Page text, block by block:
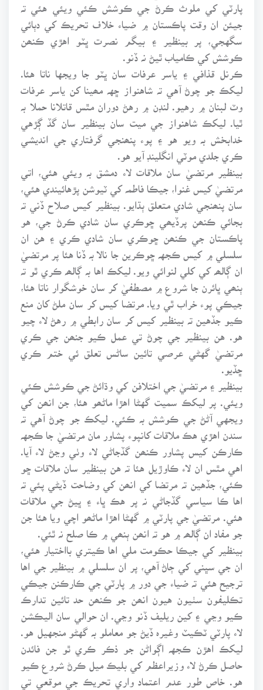
پارٽي کي ملوث ڪرڻ جي ڪوشش ڪئي ويئي هئي تہ
جيئن ان وقت پاڪستان ۾ ضياء خلاف تحريڪ کي دٻائي
سگهجي، پر بينظير ۽ بيگم نصرت ڀٽو اهڙي ڪنھن
ڪوشش کي ڪامياب ٿيڻ نہ ڏنو.
ڪرنل قذافي ۽ ياسر عرفات سان ڀٽو جا ويجها ناتا هئا.
ليکڪ جو چوڻ آهي تہ شاهنواز ڇهہ مھينا کن ياسر عرفات
وٽ لبنان ۾ رهيو. لنڊن ۾ رهڻ دوران مٿس قاتلانا حملا بہ
ٿيا. ليکڪ شاهنواز جي ميت سان بينظير سان گڏ ڳڙهي
خدابخش بہ ويو هو ۽ پوء پنھنجي گرفتاري جي انديشي
ڪري جلدي موٽي انگلينڊ آيو هو.
بينظير مرتضيٰ سان ملاقات لاء دمشق بہ ويئي هئي، اتي
مرتضيٰ کيس غنوا، جيڪا فاطمہ کي ٽيوشن پڙهائيندي هئي،
سان پنھنجي شادي متعلق ٻڌايو. بينظير کيس صلاح ڏني تہ
بجائي ڪنھن پرڏيھي ڇوڪري سان شادي ڪرڻ جي، هو
پاڪستان جي ڪنھن ڇوڪري سان شادي ڪري ۽ هن ان
سلسلي ۾ کيس ڪجهہ ڇوڪرين جا نالا بہ ڏنا هئا پر مرتضيٰ
ان ڳالھہ کي کلي لنوائي ويو. ليکڪ اها بہ ڳالھہ ڪري ٿو تہ
ٻنھي ڀائرن جا شروع ۾ مصطفيٰ کر سان خوشگوار ناتا هئا،
جيڪي پوء خراب ٿي ويا. مرتضا کيس کر سان ملڻ کان منع
ڪيو جڏهين تہ بينظير کيس کر سان رابطي ۾ رهڻ لاء چيو
هو. هن بينظير جي چوڻ تي عمل ڪيو جنھن جي ڪري
مرتضيٰ گهڻي عرصي تائين ساڻس تعلق ئي ختم ڪري
ڇڏيو.
بينظير ۽ مرتضيٰ جي اختلافن کي وڌائڻ جي ڪوشش ڪئي
ويئي. پر ليکڪ سميت گهڻا اهڙا ماڻھو هئا، جن انھن کي
ويجهي آڻڻ جي ڪوشش بہ ڪئي. ليکڪ جو چوڻ آهي تہ
سندن اهڙي هڪ ملاقات کانپوء پشاور مان مرتضيٰ جا ڪجهہ
ڪارڪن کيس پشاور ڪنھن گڏجاڻي لاء وٺي وڃڻ لاء آيا.
اهي مٿس ان لاء ڪاوڙيل هئا تہ هن بينظير سان ملاقات ڇو
ڪئي، جڏهين تہ مرتضا کي انھن کي وضاحت ڏيڻي پئي تہ
اها ڪا سياسي گڏجاڻي نہ پر هڪ ڀاء ۽ ڀيڻ جي ملاقات
هئي. مرتضيٰ جي پارٽي ۾ گهڻا اهڙا ماڻھو اچي ويا هئا جن
جو مفاد ان ڳالھہ ۾ هو تہ انھن ٻنھي ۾ ڪا صلح نہ ٿئي.
بينظير کي جيڪا حڪومت ملي اها ڪيتري بااختيار هئي،
ان جي سڀني کي ڄاڻ آهي، پر ان سلسلي ۾ بينظير جي اها
ترجيح هئي تہ ضياء جي دور ۾ پارٽي جي ڪارڪنن جيڪي
تڪليفون سٺيون هيون انھن جو ڪنھن حد تائين تدارڪ
ڪيو وڃي ۽ کين ريليف ڏنو وڃي. ان حوالي سان اليڪشن
لاء پارٽي ٽڪيٽ وغيرہ ڏيڻ جو معاملو بہ گهڻو منجهيل هو.
ليکڪ اهڙن ڪجهہ اڳواڻن جو ذڪر ڪري ٿو جن فائدن
حاصل ڪرڻ لاء وزيراعظم کي بليڪ ميل ڪرڻ شروع ڪيو
هو. خاص طور عدم اعتماد واري تحريڪ جي موقعي تي